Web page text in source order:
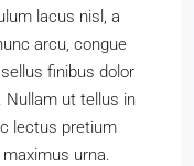
lacus nisl, a
arcu, congue
finibus dolor
Nullam ut tellus in
lectus pretium
urna.